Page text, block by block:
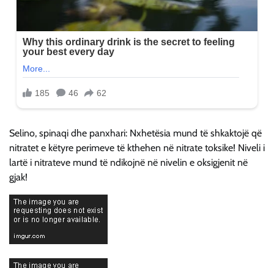
Selino, spinaqi dhe panxhari: Nxhetësia mund të shkaktojë që
nitratet e këtyre perimeve të kthehen në nitrate toksike! Niveli i
lartë i nitrateve mund të ndikojnë në nivelin e oksigjenit në
gjak!